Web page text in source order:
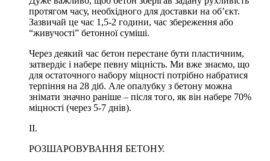
протягом часу, необхідного для доставки на об’єкт.
Зазвичай це час 1,5-2 години, час збереження або
“живучості” бетонної суміші.
Через деякий час бетон перестане бути пластичним,
затвердіє і набере певну міцність. Ми вже знаємо, що
для остаточного набору міцності потрібно набратися
терпіння на 28 діб. Але опалубку з бетону можна
знімати значно раніше – після того, як він набере 70%
міцності (через 5-7 днів).
II.
РОЗШАРОВУВАННЯ БЕТОНУ.